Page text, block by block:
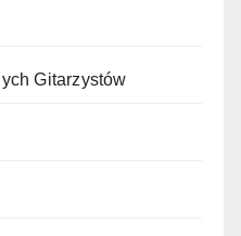
Gitarzystów